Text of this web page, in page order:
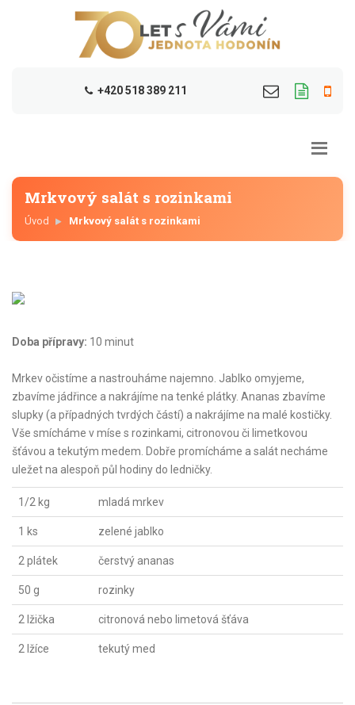
+420 518 389 211
Mrkvový salát s rozinkami
Úvod Mrkvový salát s rozinkami
Doba přípravy: 10 minut
Mrkev očistíme a nastrouháme najemno. Jablko omyjeme,
zbavíme jádřince a nakrájíme na tenké plátky. Ananas zbavíme
slupky (a případných tvrdých částí) a nakrájíme na malé kostičky.
Vše smícháme v míse s rozinkami, citronovou či limetkovou
šťávou a tekutým medem. Dobře promícháme a salát necháme
uležet na alespoň půl hodiny do ledničky.
1/2 kg mladá mrkev
1 ks zelené jablko
2 plátek čerstvý ananas
50 g rozinky
2 lžička citronová nebo limetová šťáva
2 lžíce tekutý med